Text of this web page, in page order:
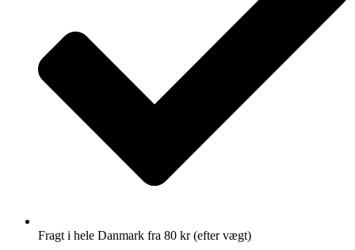
Fragt i hele Danmark fra 80 kr (efter vægt)